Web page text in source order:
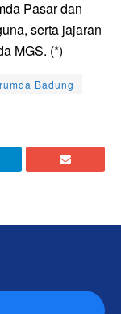
Pasar dan
serta jajaran
MGS. (*)
Badung